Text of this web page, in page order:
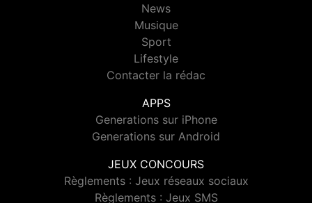
News
Musique
Sport
Lifestyle
Contacter la rédac
APPS
Generations sur iPhone
Generations sur Android
JEUX CONCOURS
Règlements : Jeux réseaux sociaux
Règlements : Jeux SMS